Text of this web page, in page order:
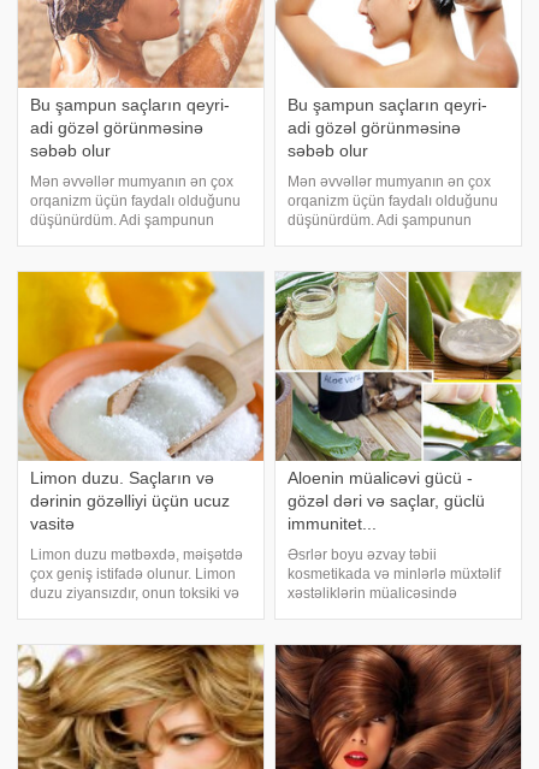
Bu şampun saçların qeyri-
adi gözəl görünməsinə
səbəb olur
Mən əvvəllər mumyanın ən çox
orqanizm üçün faydalı olduğunu
düşünürdüm. Adi şampunun
Bu şampun saçlarda olan bütün
problemlərin həll olmasına səbəb
olur. Belə ki
Bu şampun saçların qeyri-
adi gözəl görünməsinə
səbəb olur
Mən əvvəllər mumyanın ən çox
orqanizm üçün faydalı olduğunu
düşünürdüm. Adi şampunun
Bu şampun saçlarda olan bütün
problemlərin həll olmasına səbəb
olur. Belə ki
Limon duzu. Saçların və
dərinin gözəlliyi üçün ucuz
vasitə
Limon duzu mətbəxdə, məişətdə
çox geniş istifadə olunur. Limon
duzu ziyansızdır, onun toksiki və
çox geniş istifadə olunur. Bu ucuz
vasitə dəriyə çox müsbə
Aloenin müalicəvi gücü -
gözəl dəri və saçlar, güclü
immunitet...
Əsrlər boyu əzvay təbii
kosmetikada və minlərlə müxtəlif
xəstəliklərin müalicəsində
qidalandırıcı maddələrlə zəngin
olan yarpaqlarındadır. xəbər verir
ki, tərkib